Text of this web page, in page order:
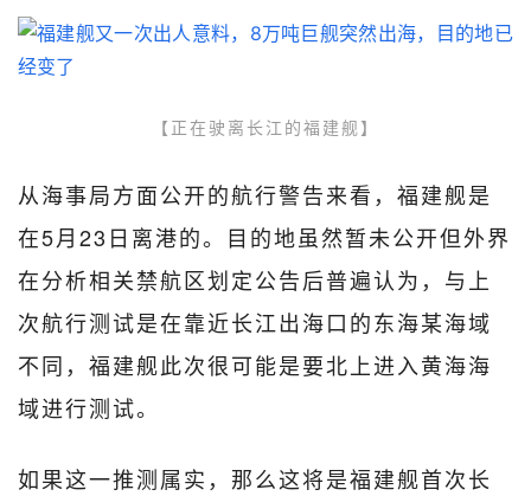
【正在驶离长江的福建舰】
从海事局方面公开的航行警告来看，福建舰是
在5月23日离港的。目的地虽然暂未公开但外界
在分析相关禁航区划定公告后普遍认为，与上
次航行测试是在靠近长江出海口的东海某海域
不同，福建舰此次很可能是要北上进入黄海海
域进行测试。
如果这一推测属实，那么这将是福建舰首次长